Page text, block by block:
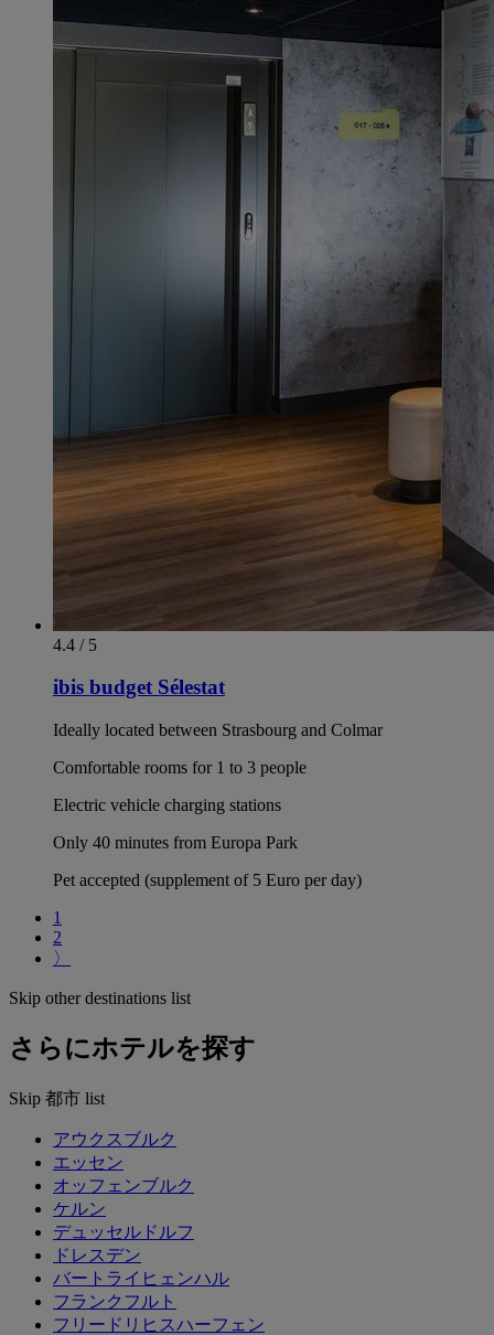
4.4 / 5
ibis budget Sélestat
Ideally located between Strasbourg and Colmar
Comfortable rooms for 1 to 3 people
Electric vehicle charging stations
Only 40 minutes from Europa Park
Pet accepted (supplement of 5 Euro per day)
1
2
〉
Skip other destinations list
さらにホテルを探す
Skip 都市 list
アウクスブルク
エッセン
オッフェンブルク
ケルン
デュッセルドルフ
ドレスデン
バートライヒェンハル
フランクフルト
フリードリヒスハーフェン